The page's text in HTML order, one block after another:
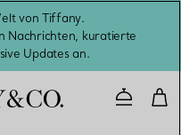
von Tiffany.
Nachrichten, kuratierte
Updates an.